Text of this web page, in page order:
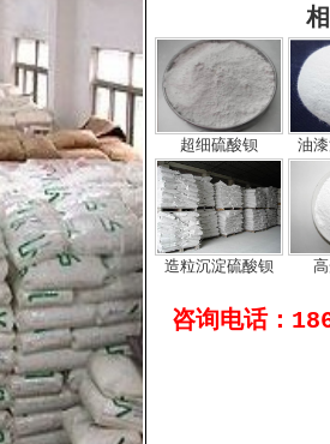
超细硫酸钡 油
造粒沉淀硫酸钡
咨询电话：